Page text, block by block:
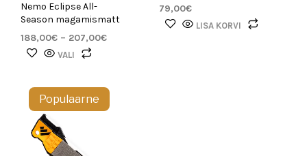
Nemo Eclipse All-
Season magamismatt
188,00€ – 207,00€
VALI
79,00€
LISA KORVI
Populaarne